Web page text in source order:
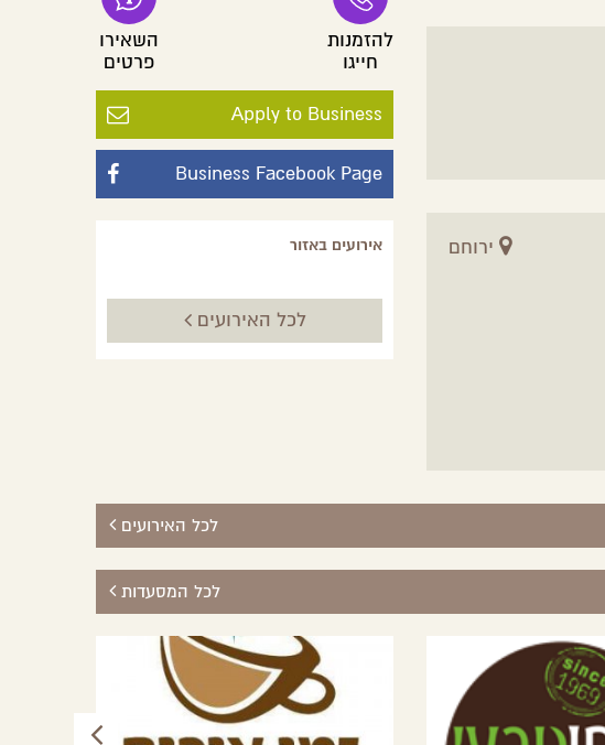
להזמנות
חייגו
השאירו
פרטים
Apply to Business
Business Facebook Page
אירועים באזור
לכל האירועים
ירוחם
לכל האירועים
לכל המסעדות